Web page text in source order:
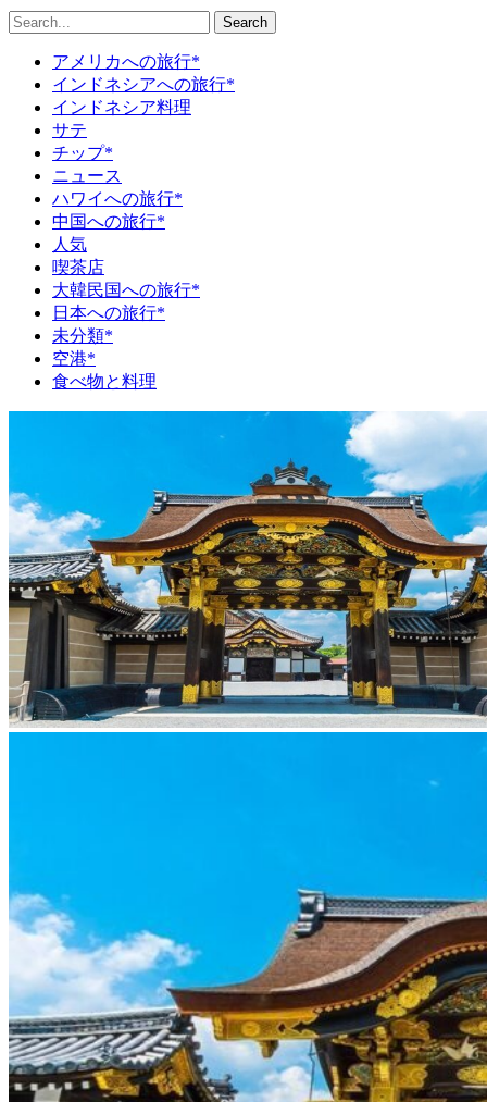
Search
アメリカへの旅行*
インドネシアへの旅行*
インドネシア料理
サテ
チップ*
ニュース
ハワイへの旅行*
中国への旅行*
人気
喫茶店
大韓民国への旅行*
日本への旅行*
未分類*
空港*
食べ物と料理